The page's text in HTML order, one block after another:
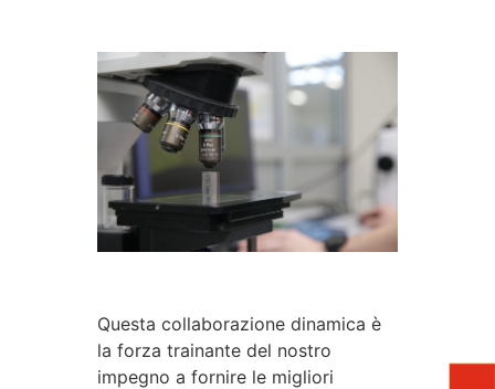
Questa collaborazione dinamica è
la forza trainante del nostro
impegno a fornire le migliori